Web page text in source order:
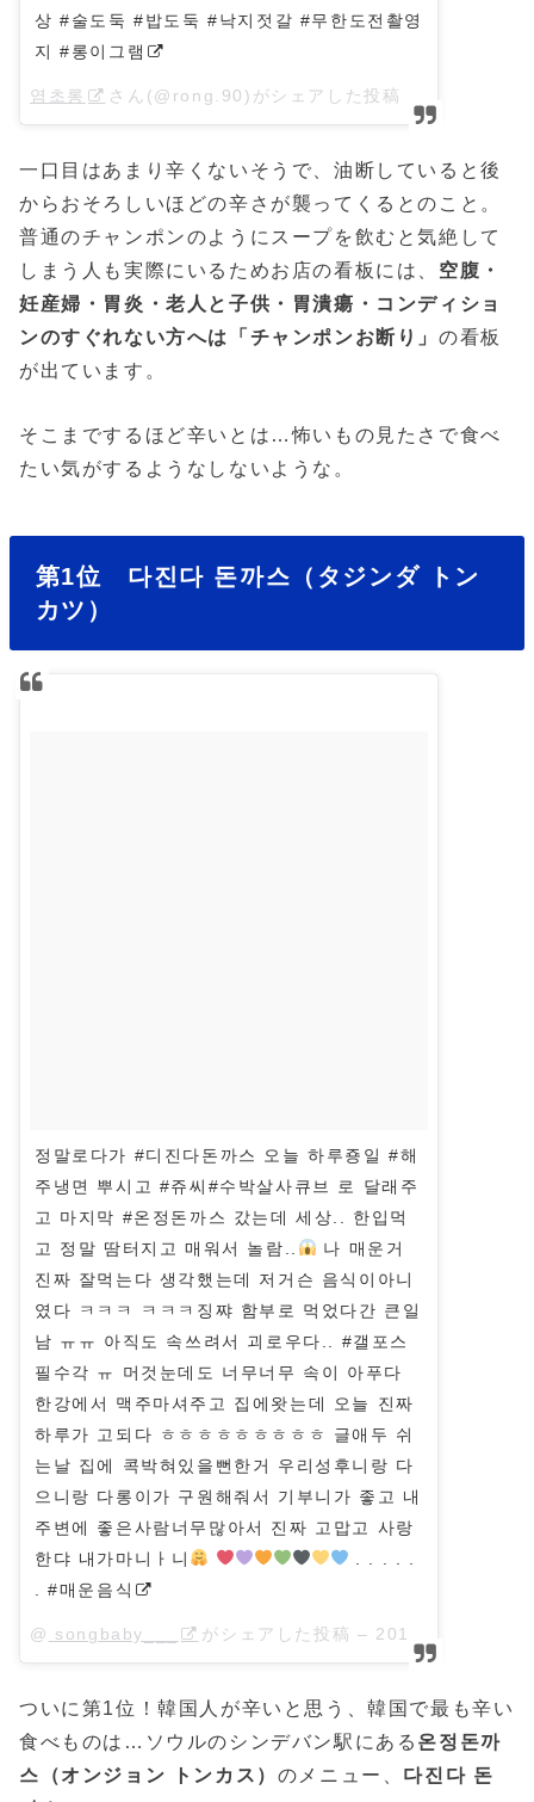
상 #술도둑 #밥도둑 #낙지젓갈 #무한도전촬영
지 #롱이그램
염초롱 さん(@rong.90)がシェアした投稿 –
一口目はあまり辛くないそうで、油断していると後
からおそろしいほどの辛さが襲ってくるとのこと。
普通のチャンポンのようにスープを飲むと気絶して
しまう人も実際にいるためお店の看板には、 空腹・
妊産婦・胃炎・老人と子供・胃潰瘍・コンディショ
ンのすぐれない方へは「チャンポンお断り」の看板
が出ています。
そこまでするほど辛いとは…怖いもの見たさで食べ
たい気がするようなしないような。
第1位 다진다 돈까스（タジンダ トン
カツ）
정말로다가 #디진다돈까스 오늘 하루죵일 #해
주냉면 뿌시고 #쥬씨#수박살사큐브 로 달래주
고 마지막 #온정돈까스 갔는데 세상.. 한입먹
고 정말 땀터지고 매워서 놀람..
나 매운거
진짜 잘먹는다 생각했는데 저거슨 음식이아니
였다 ㅋㅋㅋ ㅋㅋㅋ징쨔 함부로 먹었다간 큰일
남 ㅠㅠ 아직도 속쓰려서 괴로우다.. #갤포스
필수각 ㅠ 머것눈데도 너무너무 속이 아푸다
한강에서 맥주마셔주고 집에왓는데 오늘 진짜
하루가 고되다 ㅎㅎㅎㅎㅎㅎㅎㅎㅎ 글애두 쉬
는날 집에 콕박혀있을뻔한거 우리성후니랑 다
으니랑 다롱이가 구원해줘서 기부니가 좋고 내
주변에 좋은사람너무많아서 진짜 고맙고 사랑
한댜 내가마니ㅏ니
. #매운음식
@ songbaby___ がシェアした投稿 – 2018年 5月月9日午前6時59分PDT
ついに第1位！韓国人が辛いと思う、韓国で最も辛い
食べものは…ソウルのシンデバン駅にある 온정돈까
스（オンジョン トンカス） のメニュー、 다진다 돈